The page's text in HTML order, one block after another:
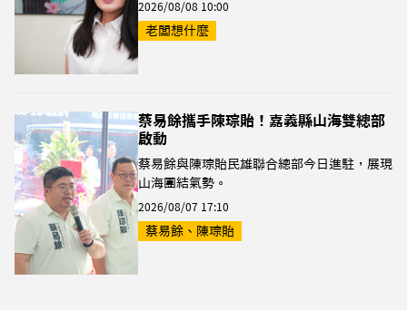
2026/08/08 10:00
老闆想什麼
蔡易餘攜手陳琮貽！嘉義縣山海雙總部
啟動
蔡易餘與陳琮貽民雄聯合總部今日進駐，展現
山海團結氣勢。
2026/08/07 17:10
蔡易餘、陳琮貽